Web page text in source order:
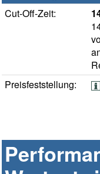
Cut-Off-Zeit:
Preisfeststellung: